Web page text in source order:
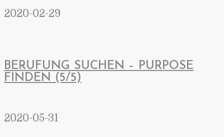
2020-02-29
BERUFUNG SUCHEN – PURPOSE
FINDEN (5/5)
2020-05-31